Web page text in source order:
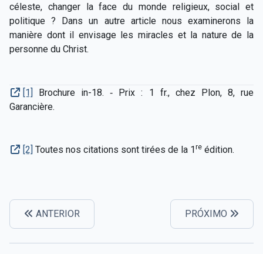
céleste, changer la face du monde religieux, social et
politique ? Dans un autre article nous examinerons la
manière dont il envisage les miracles et la nature de la
personne du Christ.
[1]
Brochure in-18. ‑ Prix : 1 fr., chez Plon, 8, rue
Garancière.
[2] Toutes nos citations sont tirées de la 1re édition.
ANTERIOR PRÓXIMO